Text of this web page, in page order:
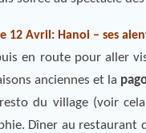
12 Avril: Hanoi – ses
en route pour aller
anciennes et la
du village (voir
Dîner au